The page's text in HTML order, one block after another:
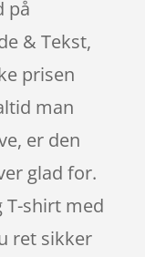
på
& Tekst,
prisen
man
er den
glad for.
T-shirt med
ret sikker